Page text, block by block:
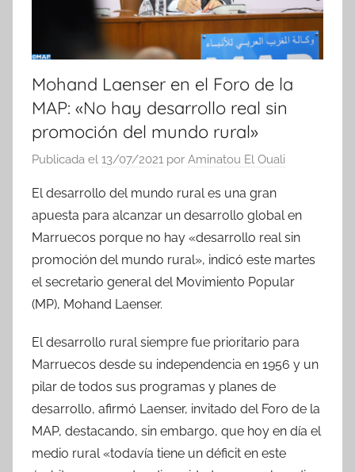
Mohand Laenser en el Foro de la
MAP: «No hay desarrollo real sin
promoción del mundo rural»
Publicada el 13/07/2021 por Aminatou El Ouali
El desarrollo del mundo rural es una gran
apuesta para alcanzar un desarrollo global en
Marruecos porque no hay «desarrollo real sin
promoción del mundo rural», indicó este martes
el secretario general del Movimiento Popular
(MP), Mohand Laenser.
El desarrollo rural siempre fue prioritario para
Marruecos desde su independencia en 1956 y un
pilar de todos sus programas y planes de
desarrollo, afirmó Laenser, invitado del Foro de la
MAP, destacando, sin embargo, que hoy en día el
medio rural «todavía tiene un déficit en este